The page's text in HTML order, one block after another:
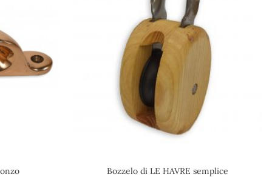
Bozzelo di LE HAVRE semplice